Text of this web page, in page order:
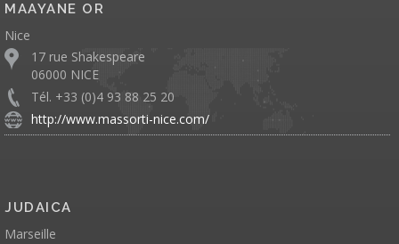
MAAYANE OR
Nice
17 rue Shakespeare
06000 NICE
Tél. +33 (0)4 93 88 25 20
http://www.massorti-nice.com/
JUDAICA
Marseille